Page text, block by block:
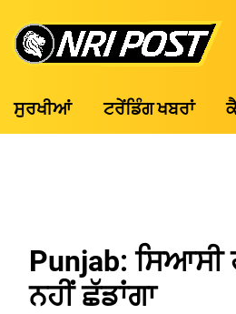
Post
ਸੁਰਖੀਆਂ ਟਰੇਂਡਿੰਗ ਖਬਰਾਂ
Punjab: ਸਿਆਸੀ
ਨਹੀਂ ਛੱਡਾਂਗਾ